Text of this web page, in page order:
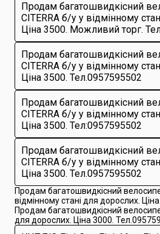
Продам багатошвидкісний
CITERRA б/у у відмінному
Ціна 3500. Можливий торг.
Продам багатошвидкісний
CITERRA б/у у відмінному
Ціна 3500. Тел.0957595502
Продам багатошвидкісний
CITERRA б/у у відмінному
Ціна 3500. Тел:0957595502
Продам багатошвидкісний
CITERRA б/у у відмінному
Ціна 3500. Тел.0957595502
Продам багатошвидкісний
відмінному стані для дорослих.
Продам багатошвидкісний
для дорослих. Ціна 3000.